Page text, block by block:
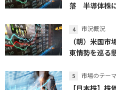
落 半導体株
市況概況
（朝）米国
東情勢を巡る
市場のテーマ